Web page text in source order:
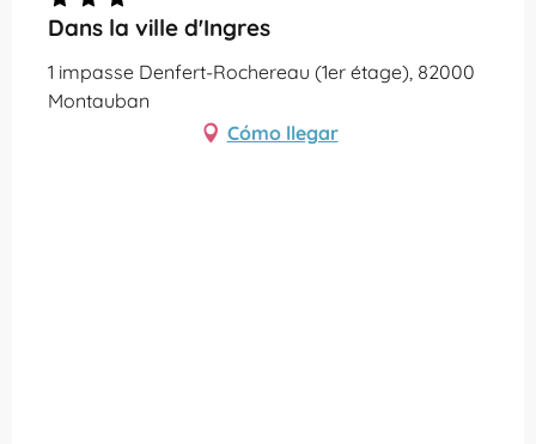
Dans la ville d'Ingres
1 impasse Denfert-Rochereau (1er étage), 82000
Montauban
Cómo llegar